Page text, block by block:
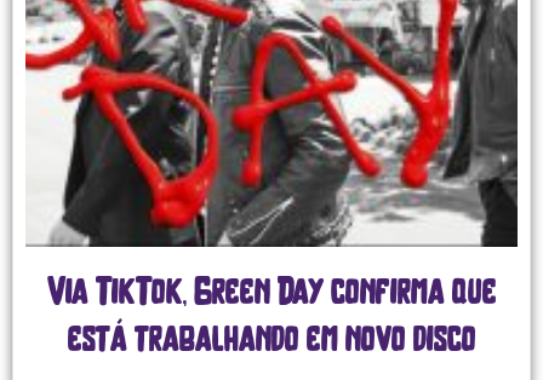
Via TikTok, Green Day confirma que
está trabalhando em novo disco